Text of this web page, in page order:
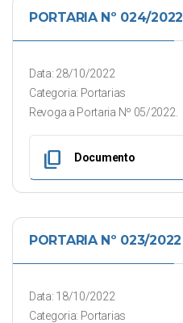
PORTARIA Nº 024/2022
Data: 28/10/2022
Categoria: Portarias
Revoga a Portaria Nº 05/2022.
content_copy Documento
PORTARIA Nº 023/2022
Data: 18/10/2022
Categoria: Portarias